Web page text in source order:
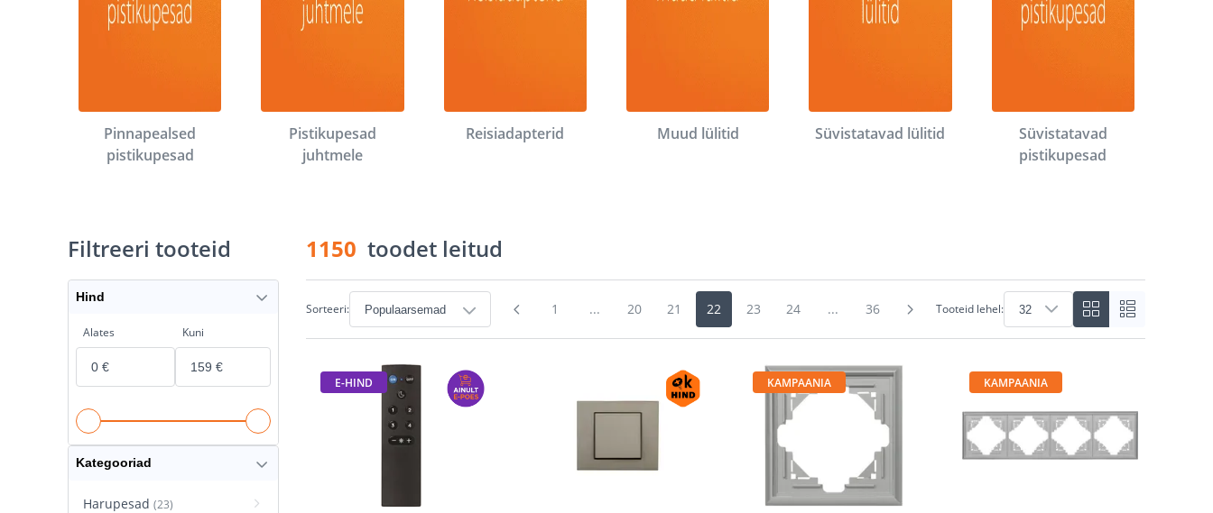
Pinnapealsed
pistikupesad
Pistikupesad
juhtmele
Reisiadapterid Muud lülitid Süvistatavad lülitid
Süvistatavad
pistikupesad
1150 toodet leitud
Sorteeri: 1 ... 20 21 22 23 24 ... 36 Tooteid lehel:
E-HIND KAMPAANIA KAMPAANIA
Filtreeri tooteid
Hind
Alates Kuni
Kategooriad
Harupesad (23)